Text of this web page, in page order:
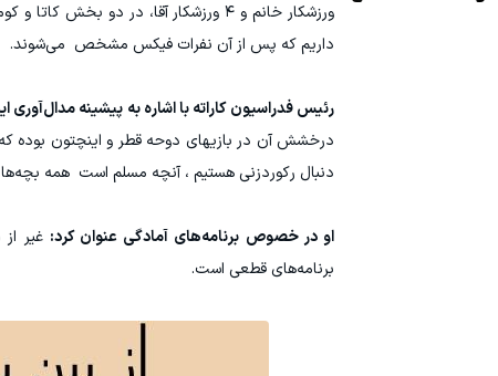
ورزشکار خانم و ۴ ورزشکار آقا، در دو
داریم که پس از آن نفرات فیکس مشخص می‌شوند.
رئیس فدراسیون کاراته با اشاره به پیشینه
دنبال رکوردزنی هستیم ، آنچه مسلم است همه
او در خصوص برنامه‌های آمادگی عنوان کرد: غیر
برنامه‌های قطعی است.